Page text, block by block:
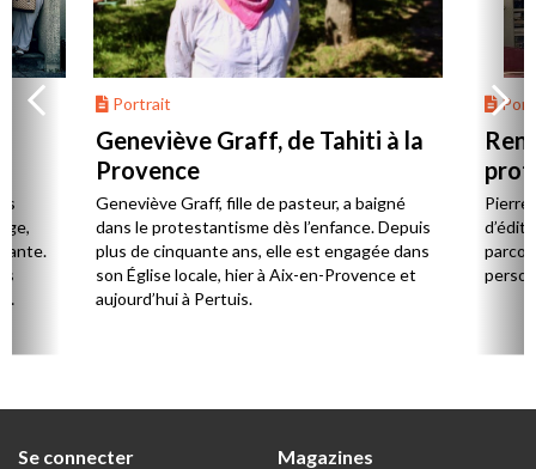
Portrait
Geneviève Graff, de Tahiti à la
Provence
Geneviève Graff, fille de pasteur, a baigné
dans le protestantisme dès l’enfance. Depuis
plus de cinquante ans, elle est engagée dans
son Église locale, hier à Aix-en-Provence et
aujourd’hui à Pertuis.
Se connecter
Magazines